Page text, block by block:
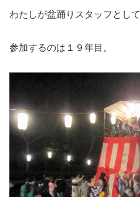
わたしが盆踊りスタッフとして
参加するのは１９年目。